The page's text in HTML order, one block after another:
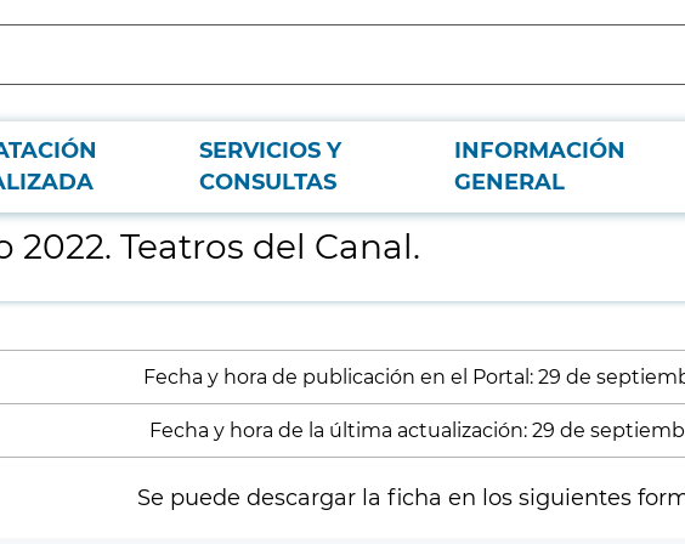
SERVICIOS Y
CONSULTAS
INFORMACIÓN
GENERAL
Teatros del Canal.
Fecha y hora de publicación en el Portal: 29 de
Fecha y hora de la última actualización: 29 de
Se puede descargar la ficha en los siguientes